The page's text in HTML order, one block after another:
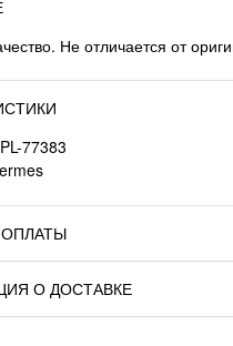
Не отличается от
77383
О ДОСТАВКЕ